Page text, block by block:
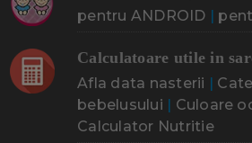
pentru ANDROID |
Calculatoare utile in
Afla data nasterii |
bebelusului | Culoare
Calculator Nutritie